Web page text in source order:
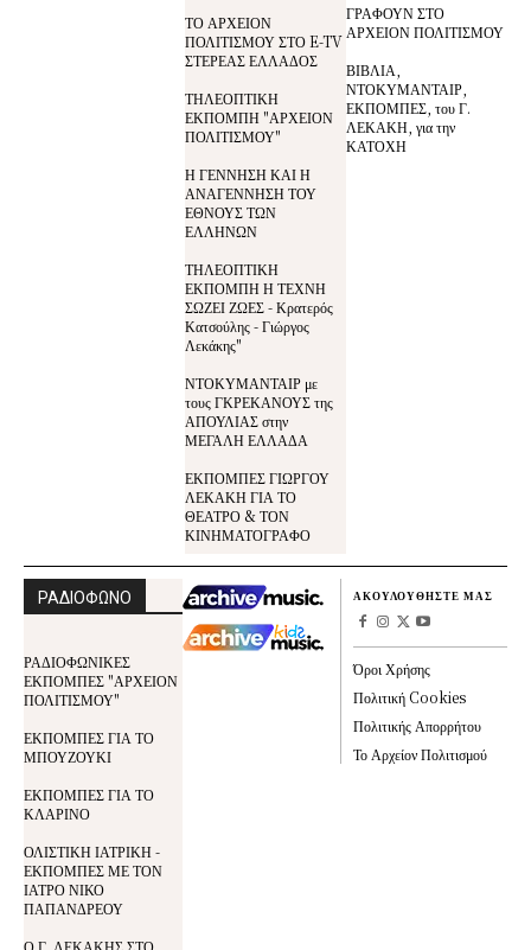
ΤΟ ΑΡΧΕΙΟΝ
ΠΟΛΙΤΙΣΜΟΥ ΣΤΟ E-TV
ΣΤΕΡΕΑΣ ΕΛΛΑΔΟΣ
ΤΗΛΕΟΠΤΙΚΗ
ΕΚΠΟΜΠΗ "ΑΡΧΕΙΟΝ
ΠΟΛΙΤΙΣΜΟΥ"
Η ΓΕΝΝΗΣΗ ΚΑΙ Η
ΑΝΑΓΕΝΝΗΣΗ ΤΟΥ
ΕΘΝΟΥΣ ΤΩΝ
ΕΛΛΗΝΩΝ
ΤΗΛΕΟΠΤΙΚΗ
ΕΚΠΟΜΠΗ Η ΤΕΧΝΗ
ΣΩΖΕΙ ΖΩΕΣ - Κρατερός
Κατσούλης - Γιώργος
Λεκάκης"
ΝΤΟΚΥΜΑΝΤΑΙΡ με
τους ΓΚΡΕΚΑΝΟΥΣ της
ΑΠΟΥΛΙΑΣ στην
ΜΕΓΑΛΗ ΕΛΛΑΔΑ
ΕΚΠΟΜΠΕΣ ΓΙΩΡΓΟΥ
ΛΕΚΑΚΗ ΓΙΑ ΤΟ
ΘΕΑΤΡΟ & ΤΟΝ
ΚΙΝΗΜΑΤΟΓΡΑΦΟ
ΓΡΑΦΟΥΝ ΣΤΟ
ΑΡΧΕΙΟΝ ΠΟΛΙΤΙΣΜΟΥ
ΒΙΒΛΙΑ,
ΝΤΟΚΥΜΑΝΤΑΙΡ,
ΕΚΠΟΜΠΕΣ, του Γ.
ΛΕΚΑΚΗ, για την
ΚΑΤΟΧΗ
ΡΑΔΙΟΦΩΝΟ
ΡΑΔΙΟΦΩΝΙΚΕΣ
ΕΚΠΟΜΠΕΣ "ΑΡΧΕΙΟΝ
ΠΟΛΙΤΙΣΜΟΥ"
ΕΚΠΟΜΠΕΣ ΓΙΑ ΤΟ
ΜΠΟΥΖΟΥΚΙ
ΕΚΠΟΜΠΕΣ ΓΙΑ ΤΟ
ΚΛΑΡΙΝΟ
ΟΛΙΣΤΙΚΗ ΙΑΤΡΙΚΗ -
ΕΚΠΟΜΠΕΣ ΜΕ ΤΟΝ
ΙΑΤΡΟ ΝΙΚΟ
ΠΑΠΑΝΔΡΕΟΥ
Ο Γ. ΛΕΚΑΚΗΣ ΣΤΟ
ΑΚΟΥΛΟΥΘΗΣΤΕ ΜΑΣ
Όροι Χρήσης
Πολιτική Cookies
Πολιτικής Απορρήτου
Το Αρχείον Πολιτισμού